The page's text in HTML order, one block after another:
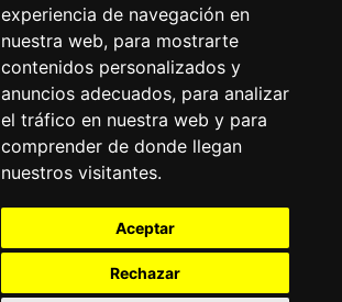
experiencia de navegación en
nuestra web, para mostrarte
contenidos personalizados y
anuncios adecuados, para analizar
el tráfico en nuestra web y para
comprender de donde llegan
nuestros visitantes.
Aceptar
Rechazar